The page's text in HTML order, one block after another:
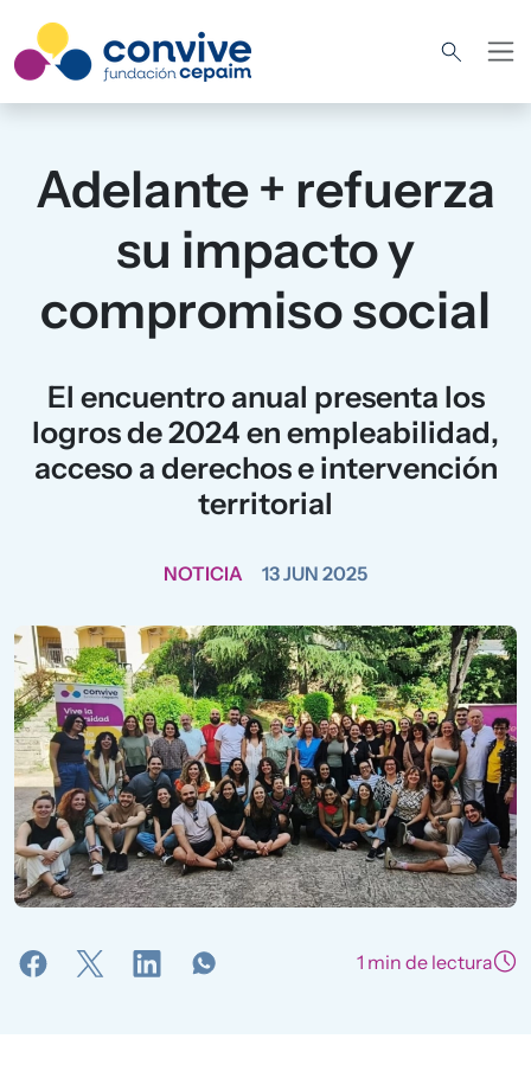
Adelante + refuerza
su impacto y
compromiso social
El encuentro anual presenta los
logros de 2024 en empleabilidad,
acceso a derechos e intervención
territorial
NOTICIA 13 JUN 2025
1 min de lectura